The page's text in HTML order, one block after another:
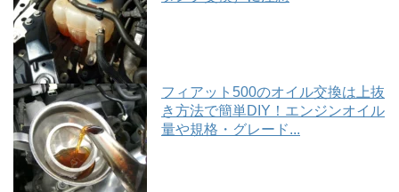
フィアット500のオイル交換は上抜
き方法で簡単DIY！エンジンオイル
量や規格・グレード...